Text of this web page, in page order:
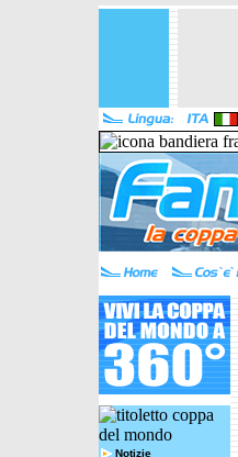
Notizie